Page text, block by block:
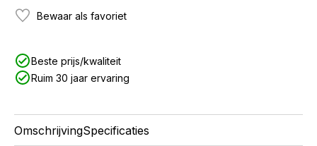
Bewaar als favoriet
Beste prijs/kwaliteit
Ruim 30 jaar ervaring
OmschrijvingSpecificaties